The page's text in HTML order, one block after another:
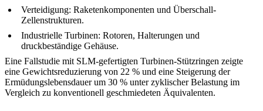
Verteidigung: Raketenkomponenten und Überschall-
Zellenstrukturen.
Industrielle Turbinen: Rotoren, Halterungen und
druckbeständige Gehäuse.
Eine Fallstudie mit SLM-gefertigten Turbinen-Stützringen zeigte
eine Gewichtsreduzierung von 22 % und eine Steigerung der
Ermüdungslebensdauer um 30 % unter zyklischer Belastung im
Vergleich zu konventionell geschmiedeten Äquivalenten.